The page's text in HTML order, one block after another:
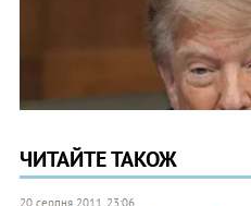
ЧИТАЙТЕ ТАКОЖ